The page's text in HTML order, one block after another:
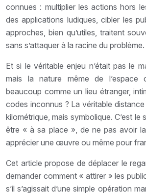
connues : multiplier les actions hors
des applications ludiques, cibler les
approches, bien qu’utiles, traitent
sans s’attaquer à la racine du problème.
Et si le véritable enjeu n’était pas le
mais la nature même de l’espace
beaucoup comme un lieu étranger,
codes inconnus ? La véritable distance
kilométrique, mais symbolique. C’est le
être « à sa place », de ne pas avoir
apprécier une œuvre ou même pour
Cet article propose de déplacer le
demander comment « attirer » les
s’il s’agissait d’une simple opération